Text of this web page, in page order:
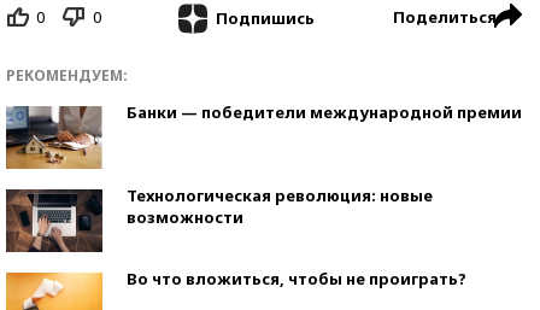
0 0 Подпишись Поделиться
РЕКОМЕНДУЕМ:
Банки — победители международной премии
Технологическая революция: новые
возможности
Во что вложиться, чтобы не проиграть?